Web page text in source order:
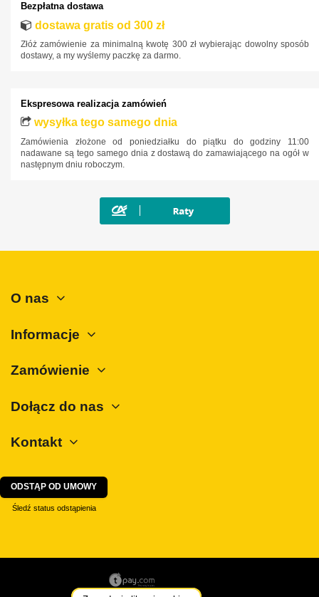
Bezpłatna dostawa
dostawa gratis od 300 zł
Złóż zamówienie za minimalną kwotę 300 zł wybierając dowolny sposób
dostawy, a my wyślemy paczkę za darmo.
Ekspresowa realizacja zamówień
wysyłka tego samego dnia
Zamówienia złożone od poniedziałku do piątku do godziny 11:00
nadawane są tego samego dnia z dostawą do zamawiającego na ogół w
następnym dniu roboczym.
O nas
Informacje
Zamówienie
Dołącz do nas
Kontakt
ODSTĄP OD UMOWY
Śledź status odstąpienia